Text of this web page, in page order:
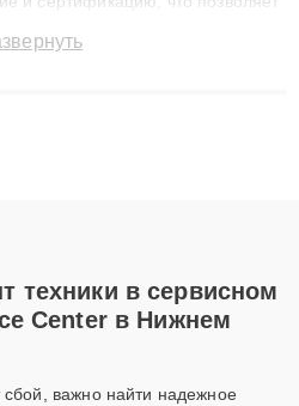
до 3 лет. Наши мастера
техники в сервисном
Center в Нижнем
сбой, важно найти надежное